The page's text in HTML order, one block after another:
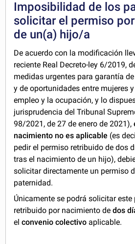
Imposibilidad de los
solicitar el permiso
de un(a) hijo/a
De acuerdo con la modificación
reciente Real Decreto-ley 6/2019,
medidas urgentes para garantía
y de oportunidades entre mujeres
empleo y la ocupación, y lo
jurisprudencia del Tribunal
98/2021, de 27 de enero de 2021),
nacimiento no es aplicable (es
pedir el permiso retribuido de dos
tras el nacimiento de un hijo),
solicitar directamente un permiso
paternidad.
Únicamente se podrá solicitar
retribuido por nacimiento dedos
elconvenio colectivo aplicable.